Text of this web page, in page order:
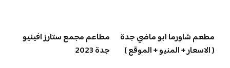
مطعم شاورما ابو ماضي جدة
( الاسعار + المنيو + الموقع )
مطاعم مجمع ستارز افينيو
جدة 2023